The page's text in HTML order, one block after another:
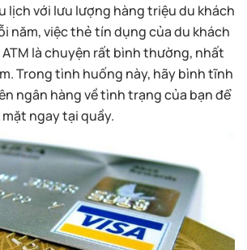
lịch với lưu lượng hàng triệu du khách
năm, việc thẻ tín dụng của du khách
ATM là chuyện rất bình thường, nhất
Trong tình huống này, hãy bình tĩnh
ngân hàng về tình trạng của bạn để
ngay tại quầy.